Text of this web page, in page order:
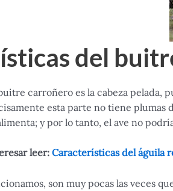
del
carroñero es la cabeza pelada,
esta parte no tiene plumas
y por lo tanto, el ave no
leer: Características del águila
son muy pocas las veces